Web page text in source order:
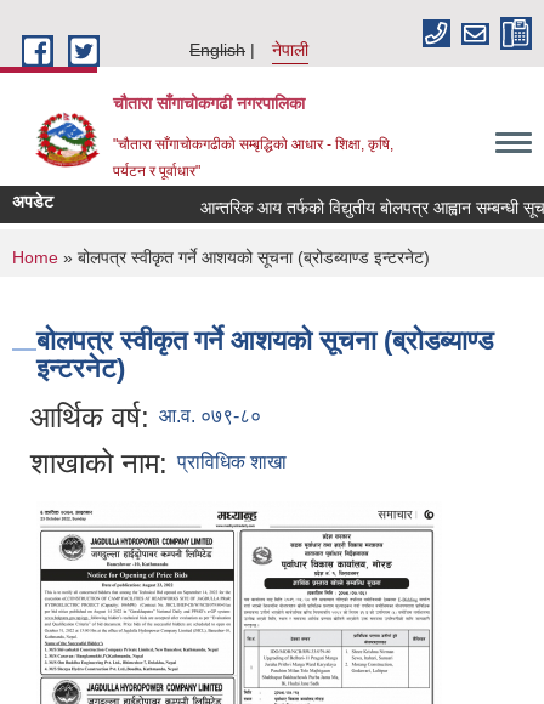
English
नेपाली
चौतारा साँगाचोकगढी नगरपालिका
"चौतारा साँगाचोकगढीको सम्बृद्धिको आधार - शिक्षा, कृषि,
पर्यटन र पूर्वाधार"
अपडेट आन्तरिक आय तर्फको विद्युतीय बोलपत्र आह्वान सम्बन्धी
You are here
Home » बोलपत्र स्वीकृत गर्ने आशयको सूचना (ब्रोडब्याण्ड इन्टरनेट)
बोलपत्र स्वीकृत गर्ने आशयको सूचना (ब्रोडब्याण्ड
इन्टरनेट)
आर्थिक वर्ष: आ.व. ०७९-८०
शाखाको नाम: प्राविधिक शाखा